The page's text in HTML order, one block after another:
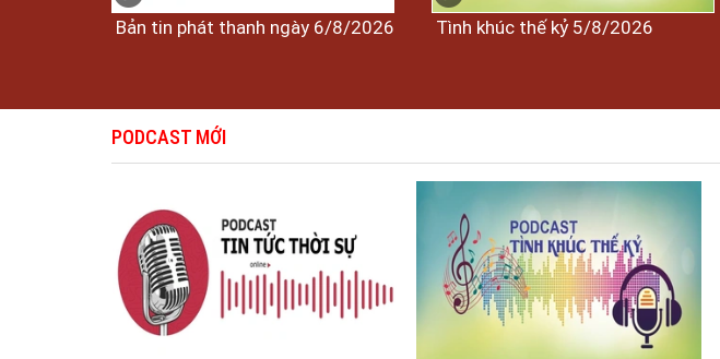
Bản tin phát thanh ngày 6/8/2026 Tình khúc thế kỷ 5/8/2026
PODCAST MỚI